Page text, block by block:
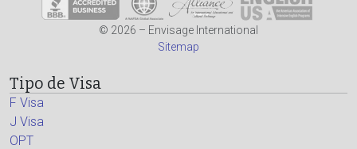
© 2026 – Envisage International
Sitemap
Tipo de Visa
F Visa
J Visa
OPT